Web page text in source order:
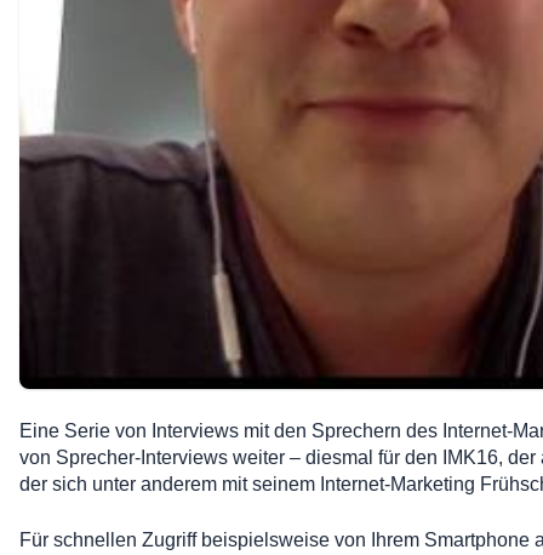
Eine Serie von Interviews mit den Sprechern des Internet-
von Sprecher-Interviews weiter – diesmal für den IMK16,
der sich unter anderem mit seinem Internet-Marketing
Für schnellen Zugriff beispielsweise von Ihrem